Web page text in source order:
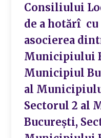
Consiliului
de a hotărî
asocierea
Municipiului
Municipiul
al
Sectorul 2 al
Bucureşti,